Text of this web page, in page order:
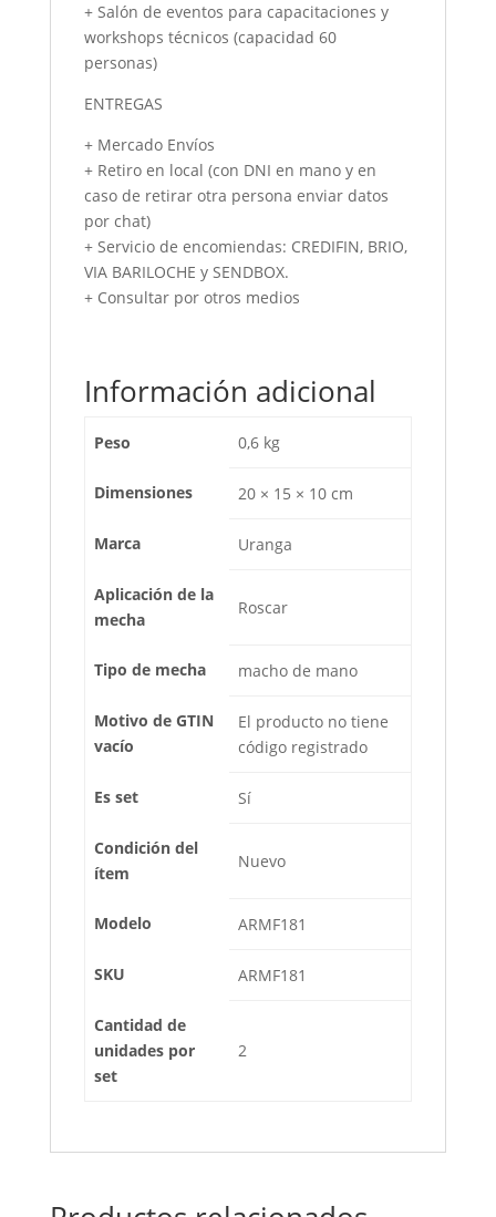
+ Salón de eventos para capacitaciones y
workshops técnicos (capacidad 60
personas)
ENTREGAS
+ Mercado Envíos
+ Retiro en local (con DNI en mano y en
caso de retirar otra persona enviar datos
por chat)
+ Servicio de encomiendas: CREDIFIN, BRIO,
VIA BARILOCHE y SENDBOX.
+ Consultar por otros medios
Información adicional
Peso 0,6 kg
Dimensiones 20 × 15 × 10 cm
Marca Uranga
Aplicación de la
mecha
Roscar
Tipo de mecha macho de mano
Motivo de GTIN
vacío
El producto no tiene
código registrado
Es set Sí
Condición del
ítem
Nuevo
Modelo ARMF181
SKU ARMF181
Cantidad de
unidades por
set
2